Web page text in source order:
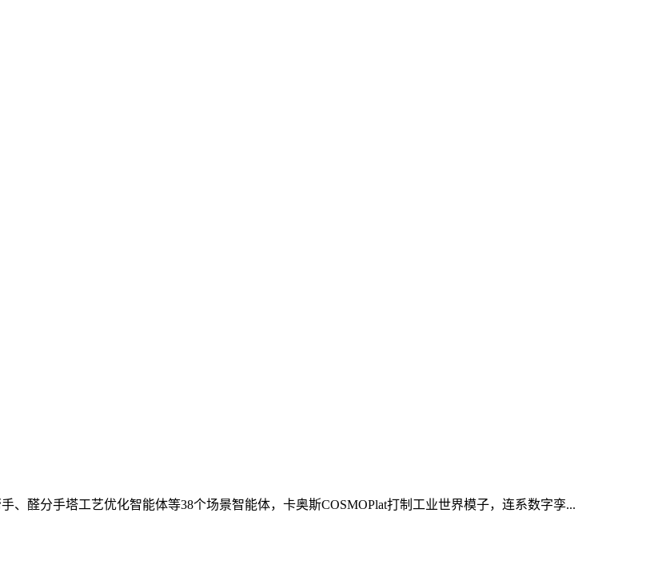
、醛分手塔工艺优化智能体等38个场景智能体，卡奥斯COSMOPlat打制工业世界模子，连系数字孪...